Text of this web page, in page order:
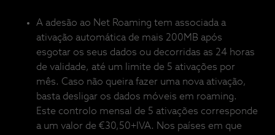
A adesão ao Net Roaming tem associada a
ativação automática de mais 200MB após
esgotar os seus dados ou decorridas as 24 horas
de validade, até um limite de 5 ativações por
mês. Caso não queira fazer uma nova ativação,
basta desligar os dados móveis em roaming.
Este controlo mensal de 5 ativações corresponde
a um valor de €30,50+IVA. Nos países em que